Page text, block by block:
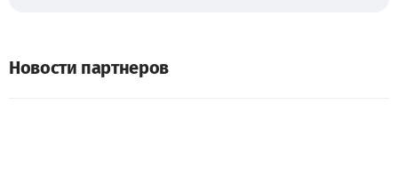
Новости партнеров